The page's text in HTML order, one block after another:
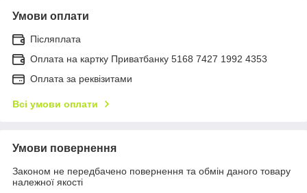
Умови оплати
Післяплата
Оплата на картку Приватбанку 5168 7427 1992 4353
Оплата за реквізитами
Всі умови оплати
Умови повернення
Законом не передбачено повернення та обмін даного товару
належної якості